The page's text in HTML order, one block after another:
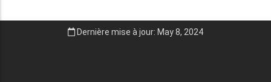
Dernière mise à jour: May 8, 2024